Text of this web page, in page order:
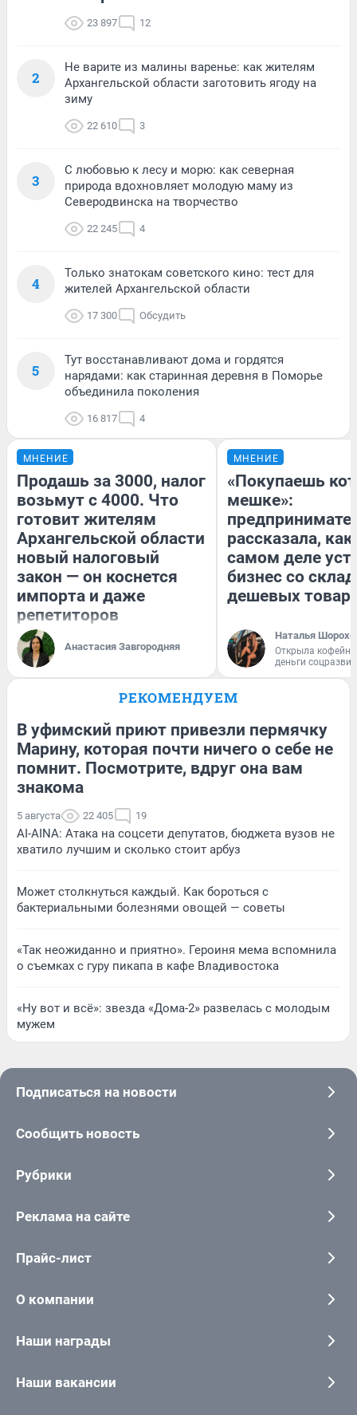
23 897 12
2
Не варите из малины варенье: как жителям
Архангельской области заготовить ягоду на
зиму
22 610 3
3
С любовью к лесу и морю: как северная
природа вдохновляет молодую маму из
Северодвинска на творчество
22 245 4
4
Только знатокам советского кино: тест для
жителей Архангельской области
17 300 Обсудить
5
Тут восстанавливают дома и гордятся
нарядами: как старинная деревня в Поморье
объединила поколения
16 817 4
МНЕНИЕ
Продашь за 3000, налог
возьмут с 4000. Что
готовит жителям
Архангельской области
новый налоговый
закон — он коснется
импорта и даже
репетиторов
Анастасия Завгородняя
МНЕНИЕ
«Покупаешь
мешке»:
рассказала, как
самом деле
бизнес со
дешевых
Наталья
Открыла
деньги
РЕКОМЕНДУЕМ
В уфимский приют привезли пермячку
Марину, которая почти ничего о себе не
помнит. Посмотрите, вдруг она вам
знакома
5 августа 22 405 19
AI-AINA: Атака на соцсети депутатов, бюджета вузов не
хватило лучшим и сколько стоит арбуз
Может столкнуться каждый. Как бороться с
бактериальными болезнями овощей — советы
«Так неожиданно и приятно». Героиня мема вспомнила
о съемках с гуру пикапа в кафе Владивостока
«Ну вот и всё»: звезда «Дома-2» развелась с молодым
мужем
Подписаться на новости
Сообщить новость
Рубрики
Реклама на сайте
Прайс-лист
О компании
Наши награды
Наши вакансии